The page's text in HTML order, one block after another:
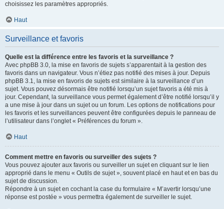
choisissez les paramètres appropriés.
Haut
Surveillance et favoris
Quelle est la différence entre les favoris et la surveillance ?
Avec phpBB 3.0, la mise en favoris de sujets s’apparentait à la gestion des
favoris dans un navigateur. Vous n’étiez pas notifié des mises à jour. Depuis
phpBB 3.1, la mise en favoris de sujets est similaire à la surveillance d’un
sujet. Vous pouvez désormais être notifié lorsqu’un sujet favoris a été mis à
jour. Cependant, la surveillance vous permet également d’être notifié lorsqu’il y
a une mise à jour dans un sujet ou un forum. Les options de notifications pour
les favoris et les surveillances peuvent être configurées depuis le panneau de
l’utilisateur dans l’onglet « Préférences du forum ».
Haut
Comment mettre en favoris ou surveiller des sujets ?
Vous pouvez ajouter aux favoris ou surveiller un sujet en cliquant sur le lien
approprié dans le menu « Outils de sujet », souvent placé en haut et en bas du
sujet de discussion.
Répondre à un sujet en cochant la case du formulaire « M’avertir lorsqu’une
réponse est postée » vous permettra également de surveiller le sujet.